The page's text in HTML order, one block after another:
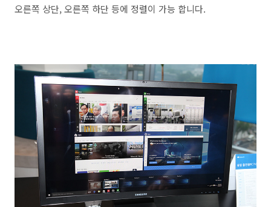
오른쪽 상단, 오른쪽 하단 등에 정렬이 가능 합니다.